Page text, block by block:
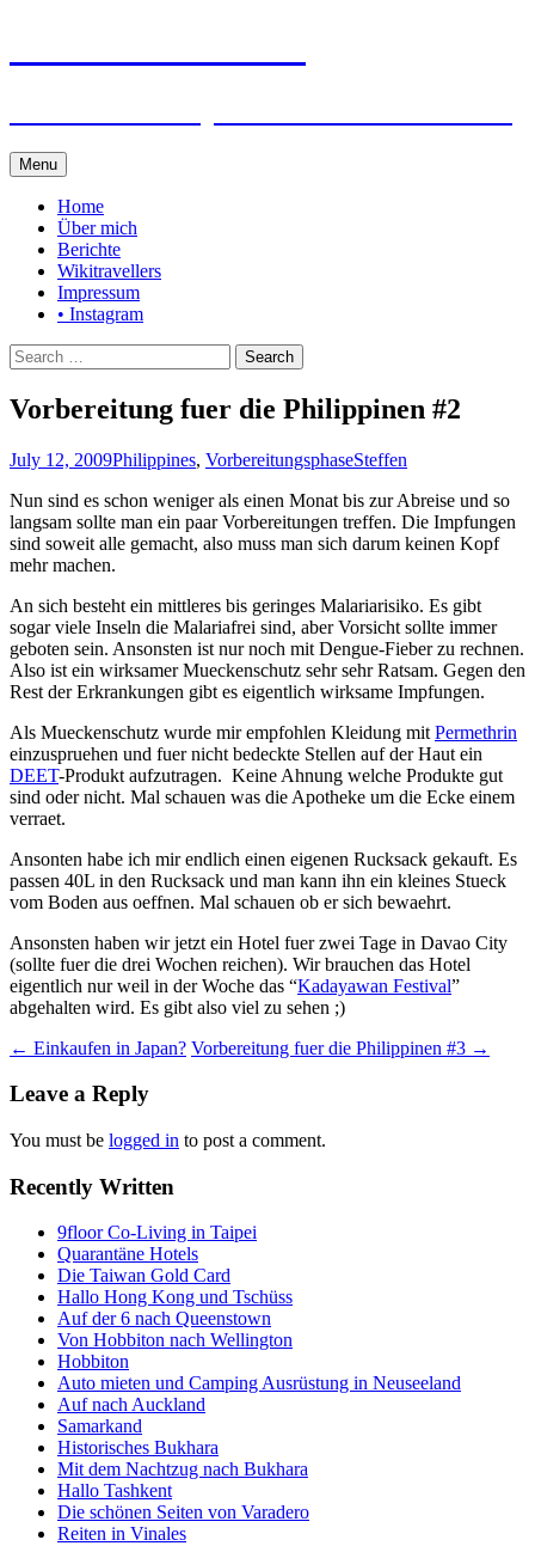
Menu Skip
to
content
Home
Über mich
Berichte
Wikitravellers
Impressum
• Instagram
Search
for:
Vorbereitung fuer die Philippinen #2
July 12, 2009Philippines, VorbereitungsphaseSteffen
Nun sind es schon weniger als einen Monat bis zur Abreise und so
langsam sollte man ein paar Vorbereitungen treffen. Die Impfungen
sind soweit alle gemacht, also muss man sich darum keinen Kopf
mehr machen.
An sich besteht ein mittleres bis geringes Malariarisiko. Es gibt
sogar viele Inseln die Malariafrei sind, aber Vorsicht sollte immer
geboten sein. Ansonsten ist nur noch mit Dengue-Fieber zu rechnen.
Also ist ein wirksamer Mueckenschutz sehr sehr Ratsam. Gegen den
Rest der Erkrankungen gibt es eigentlich wirksame Impfungen.
Als Mueckenschutz wurde mir empfohlen Kleidung mit Permethrin
einzuspruehen und fuer nicht bedeckte Stellen auf der Haut ein
DEET-Produkt aufzutragen. Keine Ahnung welche Produkte gut
sind oder nicht. Mal schauen was die Apotheke um die Ecke einem
verraet.
Ansonten habe ich mir endlich einen eigenen Rucksack gekauft. Es
passen 40L in den Rucksack und man kann ihn ein kleines Stueck
vom Boden aus oeffnen. Mal schauen ob er sich bewaehrt.
Ansonsten haben wir jetzt ein Hotel fuer zwei Tage in Davao City
(sollte fuer die drei Wochen reichen). Wir brauchen das Hotel
eigentlich nur weil in der Woche das “Kadayawan Festival”
abgehalten wird. Es gibt also viel zu sehen ;)
Post
navigation
← Einkaufen in Japan? Vorbereitung fuer die Philippinen #3 →
Leave a Reply
You must be logged in to post a comment.
Recently Written
9floor Co-Living in Taipei
Quarantäne Hotels
Die Taiwan Gold Card
Hallo Hong Kong und Tschüss
Auf der 6 nach Queenstown
Von Hobbiton nach Wellington
Hobbiton
Auto mieten und Camping Ausrüstung in Neuseeland
Auf nach Auckland
Samarkand
Historisches Bukhara
Mit dem Nachtzug nach Bukhara
Hallo Tashkent
Die schönen Seiten von Varadero
Reiten in Vinales